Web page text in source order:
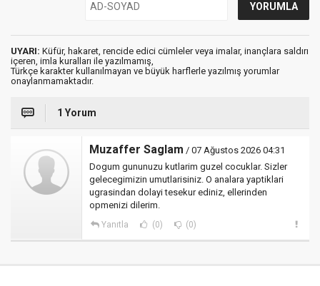
UYARI: Küfür, hakaret, rencide edici cümleler veya imalar, inançlara saldırı
içeren, imla kuralları ile yazılmamış,
Türkçe karakter kullanılmayan ve büyük harflerle yazılmış yorumlar
onaylanmamaktadır.
1 Yorum
Muzaffer Saglam / 07 Ağustos 2026 04:31
Dogum gununuzu kutlarim guzel cocuklar. Sizler
gelecegimizin umutlarisiniz. O analara yaptiklari
ugrasindan dolayi tesekur ediniz, ellerinden
opmenizi dilerim.
Yanıtla (0) (0)